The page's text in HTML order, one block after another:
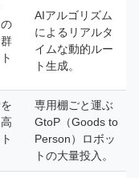
AIアルゴリズム
によるリアルタ
イムな動的ルー
ト生成。
専用棚ごと運ぶ
GtoP（Goods to
Person）ロボッ
トの大量投入。